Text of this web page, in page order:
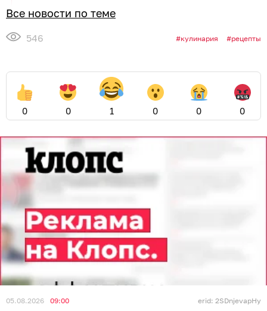
Все новости по теме
546 кулинария рецепты
0 0 1 0 0 0
05.08.2026 09:00 erid: 2SDnjevapHy